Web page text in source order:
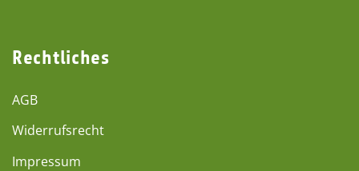
Rechtliches
AGB
Widerrufsrecht
Impressum